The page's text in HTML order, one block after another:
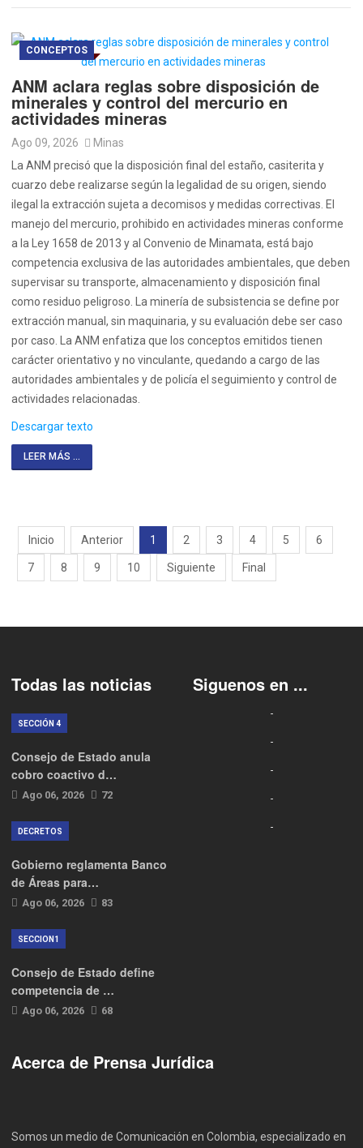
CONCEPTOS
ANM aclara reglas sobre disposición de
minerales y control del mercurio en
actividades mineras
Ago 09, 2026
Minas
La ANM precisó que la disposición final del estaño, casiterita y
cuarzo debe realizarse según la legalidad de su origen, siendo
ilegal la extracción sujeta a decomisos y medidas correctivas. El
manejo del mercurio, prohibido en actividades mineras conforme
a la Ley 1658 de 2013 y al Convenio de Minamata, está bajo
competencia exclusiva de las autoridades ambientales, que deben
supervisar su transporte, almacenamiento y disposición final
como residuo peligroso. La minería de subsistencia se define por
extracción manual, sin maquinaria, y su evaluación debe ser caso
por caso. La ANM enfatiza que los conceptos emitidos tienen
carácter orientativo y no vinculante, quedando a cargo de las
autoridades ambientales y de policía el seguimiento y control de
actividades relacionadas.
Descargar texto
LEER MÁS ...
Inicio Anterior 1 2 3 4 5 6
7 8 9 10 Siguiente Final
Todas las noticias
Consejo de Estado anula
cobro coactivo d…
Ago 06, 2026 72
SECCIÓN 4
Gobierno reglamenta Banco
de Áreas para…
Ago 06, 2026 83
DECRETOS
Consejo de Estado define
competencia de …
Ago 06, 2026 68
SECCION1
Siguenos en ...
Acerca de Prensa Jurídica
Somos un medio de Comunicación en Colombia, especializado en